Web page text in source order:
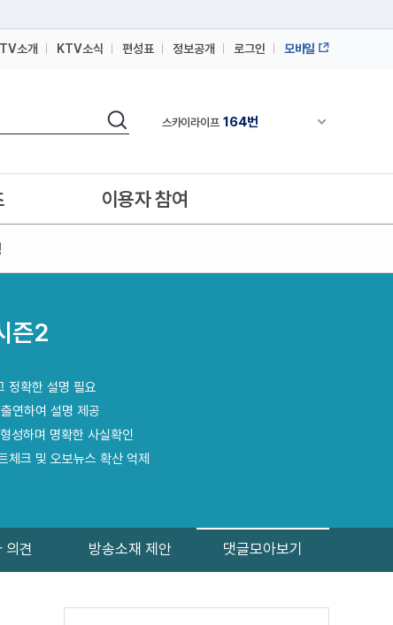
소개 KTV소식 편성표 정보공개 로그인 모바일
검색 채널안내 펼쳐
스카이라이프 164번
스카이라이프 164번
스카이라이프
이용자 참여
즌2
정확한 설명 필요
연하여 설명 제공
성하며 명확한 사실확인
크 및 오보뉴스 확산 억제
의견 방송소재 제안 댓글모아보기